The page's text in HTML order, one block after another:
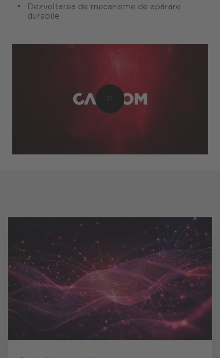
Dezvoltarea de mecanisme de apărare
durabile